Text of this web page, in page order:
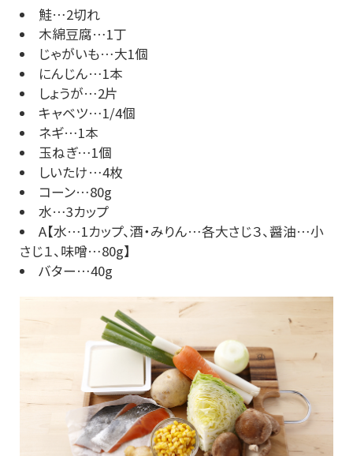
鮭…2切れ
木綿豆腐…1丁
じゃがいも…大1個
にんじん…1本
しょうが…2片
キャベツ…1/4個
ネギ…1本
玉ねぎ…1個
しいたけ…4枚
コーン…80g
水…3カップ
A【水…1カップ、酒・みりん…各大さじ３、醤油…小
さじ１、味噌…80g】
バター…40g